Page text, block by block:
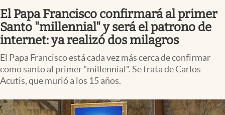
Pc y celular
Vida y estilo
Tv
Clima
Espiritualidad
El Papa Francisco confirmará al primer
Santo "millennial" y será el patrono de
internet: ya realizó dos milagros
El Papa Francisco está cada vez más cerca de confirmar
como santo al primer "millennial". Se trata de Carlos
Acutis, que murió a los 15 años.